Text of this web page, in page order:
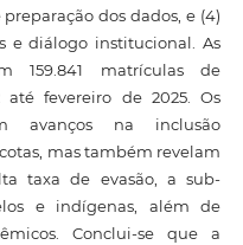
dos dados, e (4)
e diálogo institucional. As
159.841 matrículas de
até fevereiro de 2025. Os
avanços na inclusão
mas também revelam
taxa de evasão, a sub-
e indígenas, além de
Conclui-se que a